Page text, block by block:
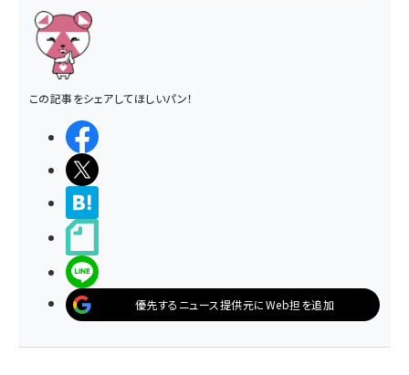
この記事をシェアしてほしいパン！
優先するニュース提供元にWeb担を追加